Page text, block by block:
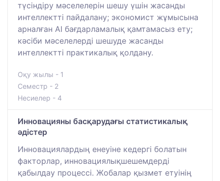
түсіндіру мәселелерін шешу үшін жасанды
интеллектті пайдалану; экономист жұмысына
арналған AI бағдарламалық қамтамасыз ету;
кәсіби мәселелерді шешуде жасанды
интеллектті практикалық қолдану.
Оқу жылы - 1
Семестр - 2
Несиелер - 4
Инновацияны басқарудағы статистикалық
әдістер
Инновациялардың енеуіне кедергі болатын
факторлар, инновациялықшешемдерді
қабылдау процессі. Жобалар қызмет етуінің